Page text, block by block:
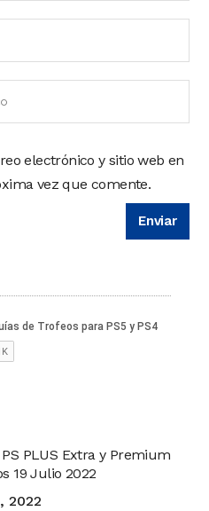
electrónico y sitio web en
vez que comente.
PLUS Extra y Premium
19 Julio 2022
2022